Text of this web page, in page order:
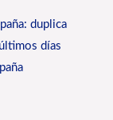
duplica
días